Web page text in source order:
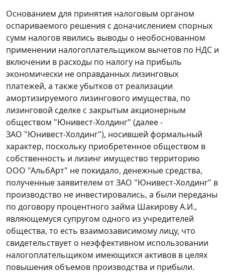
Основанием для принятия налоговым органом
оспариваемого решения с доначислением спорных
сумм налогов явились выводы о необоснованном
применении налогоплательщиком вычетов по НДС и
включении в расходы по налогу на прибыль
экономически не оправданных лизинговых
платежей, а также убытков от реализации
амортизируемого лизингового имущества, по
лизинговой сделке с закрытым акционерным
обществом "Юнивест-Холдинг" (далее -
ЗАО "Юнивест-Холдинг"), носившей формальный
характер, поскольку приобретенное обществом в
собственность и лизинг имущество территорию
ООО "АльбАрт" не покидало, денежные средства,
полученные заявителем от ЗАО "Юнивест-Холдинг" в
производство не инвестировались, а были переданы
по договору процентного займа Шакирову А.И.,
являющемуся супругом одного из учредителей
общества, то есть взаимозависимому лицу, что
свидетельствует о неэффективном использовании
налогоплательщиком имеющихся активов в целях
повышения объемов производства и прибыли.